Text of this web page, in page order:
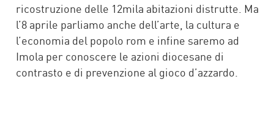
ricostruzione delle 12mila abitazioni distrutte. Ma
l’8 aprile parliamo anche dell’arte, la cultura e
l’economia del popolo rom e infine saremo ad
Imola per conoscere le azioni diocesane di
contrasto e di prevenzione al gioco d’azzardo.